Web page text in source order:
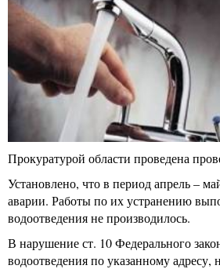
Прокуратурой области проведена
Установлено, что в период апрель –
аварии. Работы по их устранению
водоотведения не производилось.
В нарушение ст. 10 Федерального
водоотведения по указанному